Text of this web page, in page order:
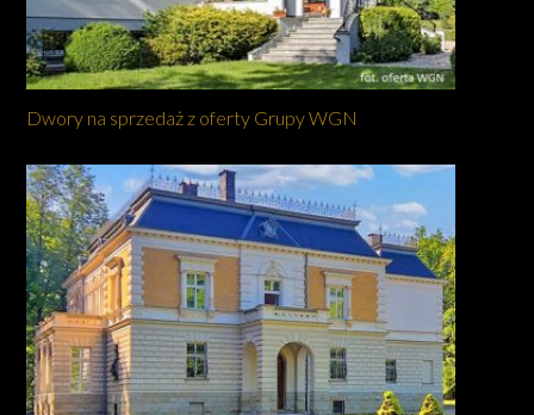
Dwory na sprzedaż z oferty Grupy WGN